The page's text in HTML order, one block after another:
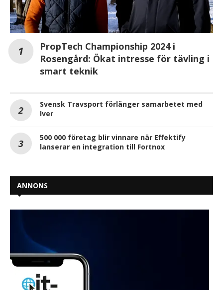
PropTech Championship 2024 i
Rosengård: Ökat intresse för tävling i
smart teknik
Svensk Travsport förlänger samarbetet med
Iver
500 000 företag blir vinnare när Effektify
lanserar en integration till Fortnox
ANNONS